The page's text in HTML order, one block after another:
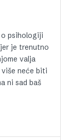
psihologiji
je trenutno
valja
neće biti
ni sad baš